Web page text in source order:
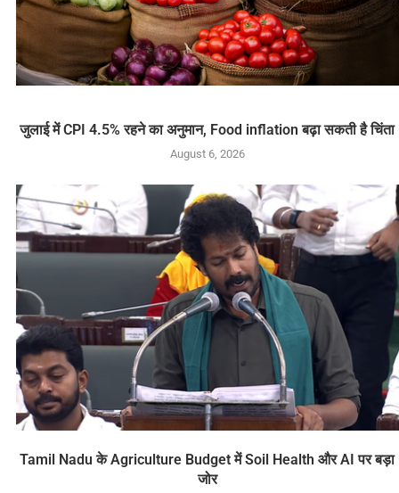
जुलाई में CPI 4.5% रहने का अनुमान, Food inflation बढ़ा सकती है चिंता
August 6, 2026
Tamil Nadu के Agriculture Budget में Soil Health और AI पर बड़ा
जोर